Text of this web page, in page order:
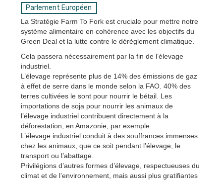
Parlement Européen
La Stratégie Farm To Fork est cruciale pour mettre notre
système alimentaire en cohérence avec les objectifs du
Green Deal et la lutte contre le dérèglement climatique.
Cela passera nécessairement par la fin de l’élevage
industriel.
L’élevage représente plus de 14% des émissions de gaz
à effet de serre dans le monde selon la FAO. 40% des
terres cultivées le sont pour nourrir le bétail. Les
importations de soja pour nourrir les animaux de
l’élevage industriel contribuent directement à la
déforestation, en Amazonie, par exemple.
L’élevage industriel conduit à des souffrances immenses
chez les animaux, que ce soit pendant l’élevage, le
transport ou l’abattage.
Privilégions d’autres formes d’élevage, respectueuses du
climat et de l’environnement, mais aussi plus gratifiantes